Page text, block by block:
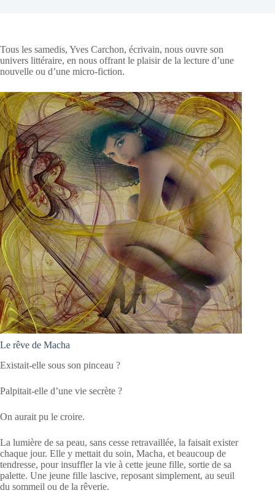
Tous les samedis, Yves Carchon, écrivain, nous ouvre son
univers littéraire, en nous offrant le plaisir de la lecture d’une
nouvelle ou d’une micro-fiction.
Le rêve de Macha
Existait-elle sous son pinceau ?
Palpitait-elle d’une vie secrète ?
On aurait pu le croire.
La lumière de sa peau, sans cesse retravaillée, la faisait exister
chaque jour. Elle y mettait du soin, Macha, et beaucoup de
tendresse, pour insuffler la vie à cette jeune fille, sortie de sa
palette. Une jeune fille lascive, reposant simplement, au seuil
du sommeil ou de la rêverie.